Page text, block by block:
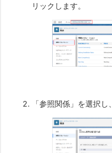
リックします。
「参照関係」を選択し